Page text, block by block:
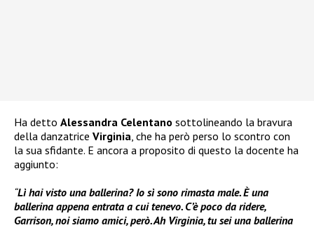
Ha detto Alessandra Celentano sottolineando la bravura
della danzatrice Virginia , che ha però perso lo scontro con
la sua sfidante. E ancora a proposito di questo la docente ha
aggiunto:
“Lì hai visto una ballerina? Io sì sono rimasta male. È una
ballerina appena entrata a cui tenevo. C’è poco da ridere,
Garrison, noi siamo amici, però. Ah Virginia, tu sei una ballerina